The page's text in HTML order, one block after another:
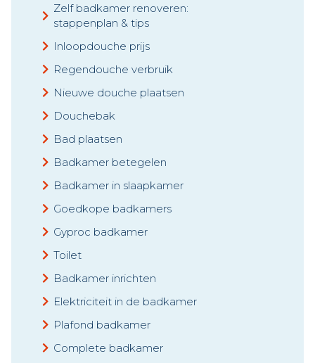
Zelf badkamer renoveren:
stappenplan & tips
Inloopdouche prijs
Regendouche verbruik
Nieuwe douche plaatsen
Douchebak
Bad plaatsen
Badkamer betegelen
Badkamer in slaapkamer
Goedkope badkamers
Gyproc badkamer
Toilet
Badkamer inrichten
Elektriciteit in de badkamer
Plafond badkamer
Complete badkamer